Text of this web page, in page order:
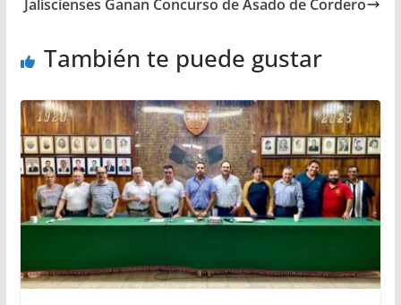
Jaliscienses Ganan Concurso de Asado de Cordero
También te puede gustar